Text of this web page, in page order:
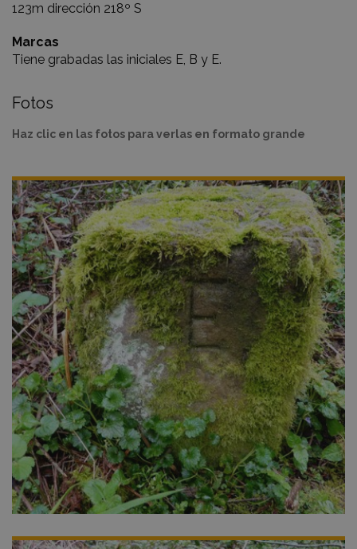
123m dirección 218º S
Marcas
Tiene grabadas las iniciales E, B y E.
Fotos
Haz clic en las fotos para verlas en formato grande